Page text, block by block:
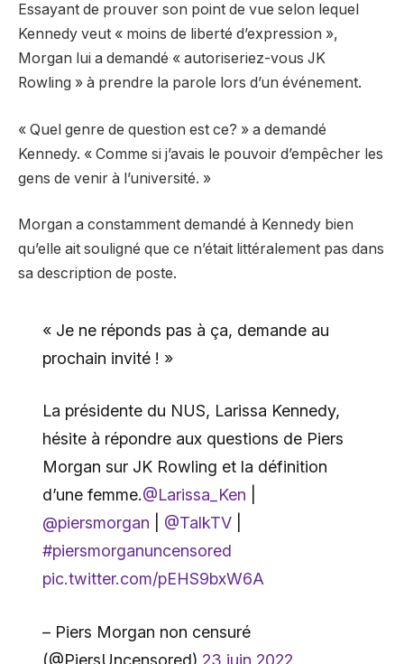
Essayant de prouver son point de vue selon lequel
Kennedy veut « moins de liberté d’expression »,
Morgan lui a demandé « autoriseriez-vous JK
Rowling » à prendre la parole lors d’un événement.
« Quel genre de question est ce? » a demandé
Kennedy. « Comme si j’avais le pouvoir d’empêcher les
gens de venir à l’université. »
Morgan a constamment demandé à Kennedy bien
qu’elle ait souligné que ce n’était littéralement pas dans
sa description de poste.
« Je ne réponds pas à ça, demande au
prochain invité ! »
La présidente du NUS, Larissa Kennedy,
hésite à répondre aux questions de Piers
Morgan sur JK Rowling et la définition
d’une femme.@Larissa_Ken
@piersmorgan
@TalkTV|
#piersmorganuncensored
pic.twitter.com/pEHS9bxW6A
– Piers Morgan non censuré
(@PiersUncensored) 23 juin 2022